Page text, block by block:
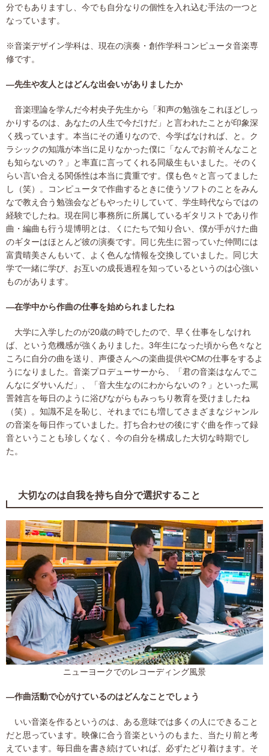
分でもありますし、今でも自分なりの個性を入れ込む手法の一つと
なっています。
※音楽デザイン学科は、現在の演奏・創作学科コンピュータ音楽専
修です。
―先生や友人とはどんな出会いがありましたか
音楽理論を学んだ今村央子先生から「和声の勉強をこれほどしっ
かりするのは、あなたの人生で今だけだ」と言われたことが印象深
く残っています。本当にその通りなので、今学ばなければ、と。ク
ラシックの知識が本当に足りなかった僕に「なんでお前そんなこと
も知らないの？」と率直に言ってくれる同級生もいました。そのく
らい言い合える関係性は本当に貴重です。僕も色々と言ってました
し（笑）。コンピュータで作曲するときに使うソフトのことをみん
なで教え合う勉強会などもやったりしていて、学生時代ならではの
経験でしたね。現在同じ事務所に所属しているギタリストであり作
曲・編曲も行う堤博明とは、くにたちで知り合い、僕が手がけた曲
のギターはほとんど彼の演奏です。同じ先生に習っていた仲間には
富貴晴美さんもいて、よく色んな情報を交換していました。同じ大
学で一緒に学び、お互いの成長過程を知っているというのは心強い
ものがあります。
―在学中から作曲の仕事を始められましたね
大学に入学したのが20歳の時でしたので、早く仕事をしなけれ
ば、という危機感が強くありました。3年生になった頃から色々なと
ころに自分の曲を送り、声優さんへの楽曲提供やCMの仕事をするよ
うになりました。音楽プロデューサーから、「君の音楽はなんでこ
んなにダサいんだ」、「音大生なのにわからないの？」といった罵
詈雑言を毎日のように浴びながらもみっちり教育を受けましたね
（笑）。知識不足を恥じ、それまでにも増してさまざまなジャンル
の音楽を毎日作っていました。打ち合わせの後にすぐ曲を作って録
音ということも珍しくなく、今の自分を構成した大切な時期でし
た。
大切なのは自我を持ち自分で選択すること
ニューヨークでのレコーディング風景
―作曲活動で心がけているのはどんなことでしょう
いい音楽を作るというのは、ある意味では多くの人にできること
だと思っています。映像に合う音楽というのもまた、当たり前と考
えています。毎日曲を書き続けていれば、必ずたどり着けます。そ